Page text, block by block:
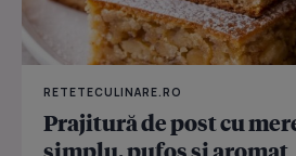
RETETECULINARE.RO
Prajitură de post cu